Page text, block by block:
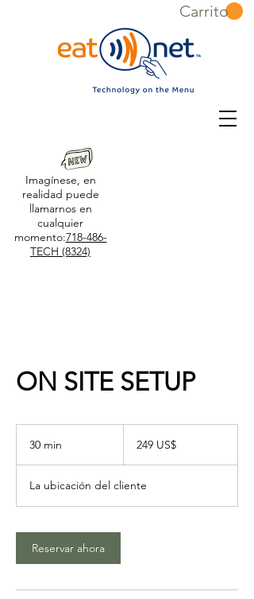
Imagínese, en
realidad puede
llamarnos en
cualquier
momento:718-486-
TECH (8324)
Carrito
ON SITE SETUP
30 min
m
i
estadounidenses
249 US$
La ubicación del cliente
Reservar ahora